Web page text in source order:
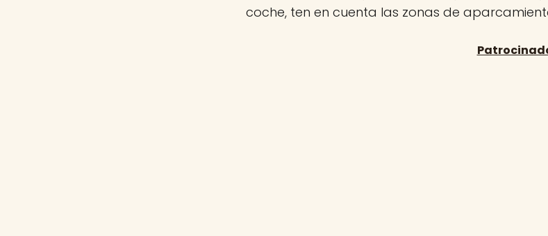
coche, ten en cuenta las zonas de